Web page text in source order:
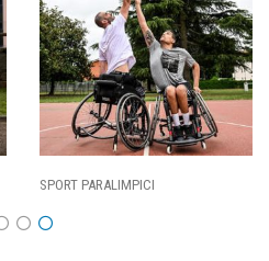
CALCIO